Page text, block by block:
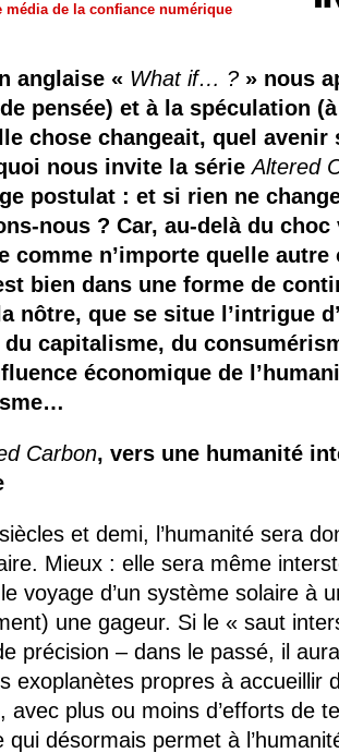
média de la confiance numérique
anglaise « What if… ? » nous
pensée) et à la spéculation
chose changeait, quel avenir
nous invite la sérieAltered
postulat : et si rien ne
nous ? Car, au-delà du
comme n’importe quelle
bien dans une forme de
nôtre, que se situe l’intrigue
capitalisme, du
économique de
Carbon, vers une humanité
et demi, l’humanité sera
Mieux : elle sera même
voyage d’un système solaire à
une gageur. Si le « saut
précision – dans le passé, il
exoplanètes propres à accueillir
avec plus ou moins d’efforts de
qui désormais permet à